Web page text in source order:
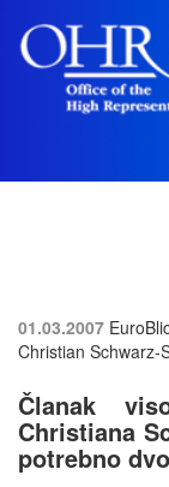
01.03.2007
Christian Schwarz-
Članak
Christiana
potrebno